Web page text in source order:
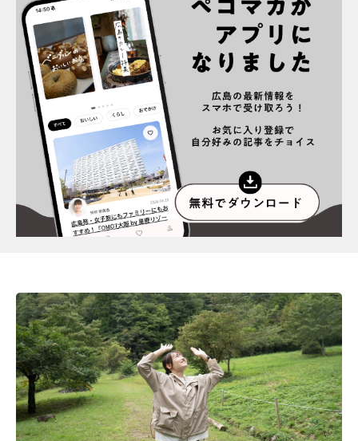
ペコマガとは 運営会社
スポット情報 広告掲載について
プライバシーポリシー インフォマティブデータポリシー
お問合せ 利用規約